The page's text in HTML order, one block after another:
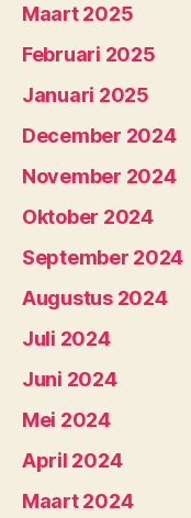
Maart 2025
Februari 2025
Januari 2025
December 2024
November 2024
Oktober 2024
September 2024
Augustus 2024
Juli 2024
Juni 2024
Mei 2024
April 2024
Maart 2024